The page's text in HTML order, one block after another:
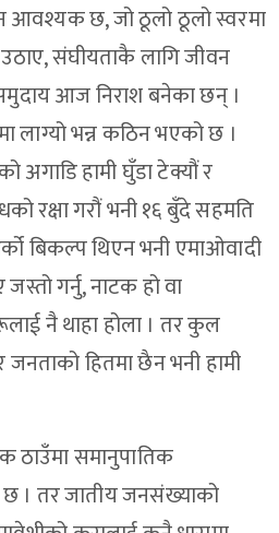
आवश्यक छ, जो ठूलो ठूलो स्वरमा
संघीयताकै लागि जीवन
आज निराश बनेका छन् ।
लाग्यो भन्न कठिन भएको छ ।
अगाडि हामी घुँडा टेक्यौं र
रक्षा गरौं भनी १६ बुँदे सहमति
बिकल्प थिएन भनी एमाओवादी
गर्नु, नाटक हो वा
नै थाहा होला । तर कुल
जनताको हितमा छैन भनी हामी
ठाउँमा समानुपातिक
। तर जातीय जनसंख्याको